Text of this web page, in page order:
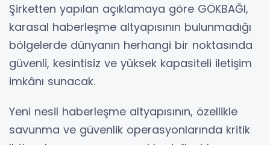
Şirketten yapılan açıklamaya göre GÖKBAĞI,
karasal haberleşme altyapısının bulunmadığı
bölgelerde dünyanın herhangi bir noktasında
güvenli, kesintisiz ve yüksek kapasiteli iletişim
imkânı sunacak.
Yeni nesil haberleşme altyapısının, özellikle
savunma ve güvenlik operasyonlarında kritik